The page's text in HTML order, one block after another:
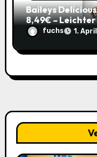
Baileys
8,49€ –
Sommerparty
fuchs 1.